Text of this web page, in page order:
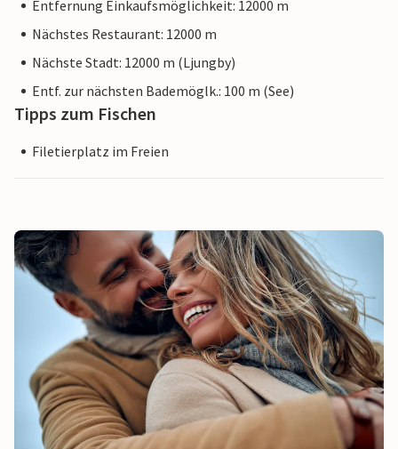
Entfernung Einkaufsmöglichkeit: 12000 m
Nächstes Restaurant: 12000 m
Nächste Stadt: 12000 m (Ljungby)
Entf. zur nächsten Bademöglk.: 100 m (See)
Tipps zum Fischen
Filetierplatz im Freien